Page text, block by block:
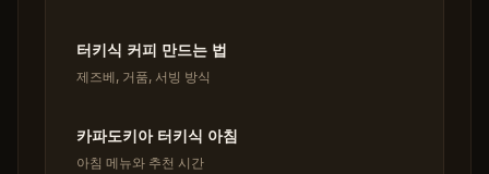
터키식 커피 만드는 법
제즈베, 거품, 서빙 방식
카파도키아 터키식 아침
아침 메뉴와 추천 시간